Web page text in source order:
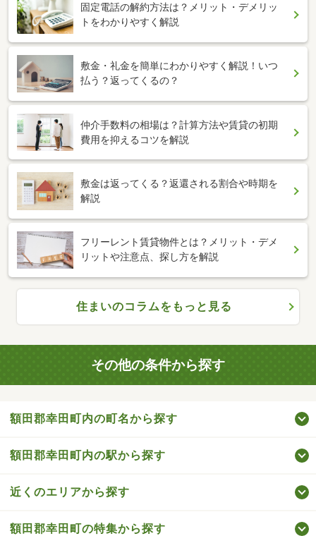
固定電話の解約方法は？メリット・デメリッ
トをわかりやすく解説
敷金・礼金を簡単にわかりやすく解説！いつ
払う？返ってくるの？
仲介手数料の相場は？計算方法や賃貸の初期
費用を抑えるコツを解説
敷金は返ってくる？返還される割合や時期を
解説
フリーレント賃貸物件とは？メリット・デメ
リットや注意点、探し方を解説
住まいのコラムをもっと見る
その他の条件から探す
額田郡幸田町内の町名から探す
額田郡幸田町内の駅から探す
近くのエリアから探す
額田郡幸田町の特集から探す